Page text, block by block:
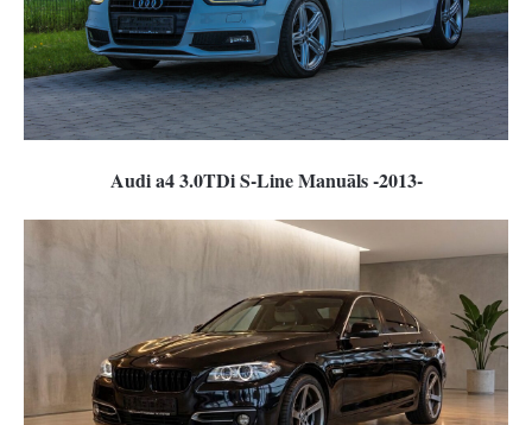
Audi a4 3.0TDi S-Line Manuāls -2013-